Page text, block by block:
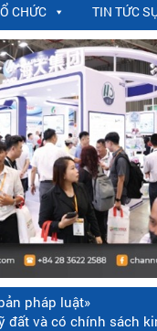
CHỨC TIN TỨC
pháp luật»
đất và có chính sách